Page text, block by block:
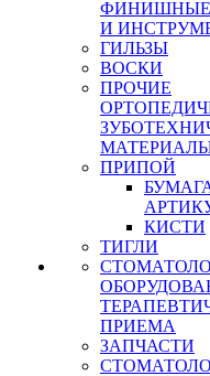
ФИНИШНЫЕ
И
ГИЛЬЗЫ
ВОСКИ
ПРОЧИЕ
ПРИПОЙ
КИСТИ
ТИГЛИ
ПРИЕМА
ЗАПЧАСТИ